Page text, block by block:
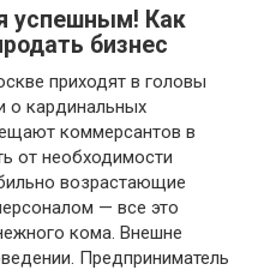
успешным! Как
бизнес
приходят в головы
кардинальных
коммерсантов в
от необходимости
возрастающие
— все это
кома. Внешне
Предприниматель